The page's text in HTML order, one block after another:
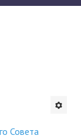
Совета